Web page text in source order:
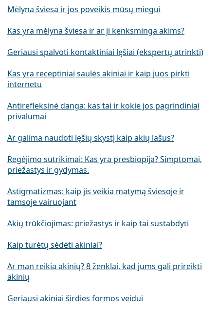
Mėlyna šviesa ir jos poveikis mūsų miegui
Kas yra mėlyna šviesa ir ar ji kenksminga akims?
Geriausi spalvoti kontaktiniai lęšiai (ekspertų atrinkti)
Kas yra receptiniai saulės akiniai ir kaip juos pirkti
internetu
Antirefleksinė danga: kas tai ir kokie jos pagrindiniai
privalumai
Ar galima naudoti lęšių skystį kaip akių lašus?
Regėjimo sutrikimai: Kas yra presbiopija? Simptomai,
priežastys ir gydymas.
Astigmatizmas: kaip jis veikia matymą šviesoje ir
tamsoje vairuojant
Akių trūkčiojimas: priežastys ir kaip tai sustabdyti
Kaip turėtų sėdėti akiniai?
Ar man reikia akinių? 8 ženklai, kad jums gali prireikti
akinių
Geriausi akiniai širdies formos veidui